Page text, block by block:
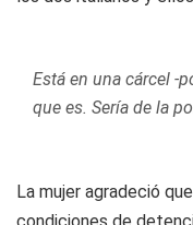
Está en una cárcel -
que es. Sería de la
La mujer agradeció